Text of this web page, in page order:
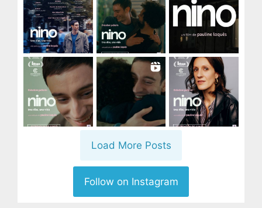
Load More Posts
Follow on Instagram